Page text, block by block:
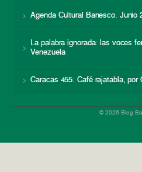
Agenda Cultural Banesco. Junio
La palabra ignorada: las voces
Venezuela
Caracas 455: Café rajatabla, por
© 2026 Blog